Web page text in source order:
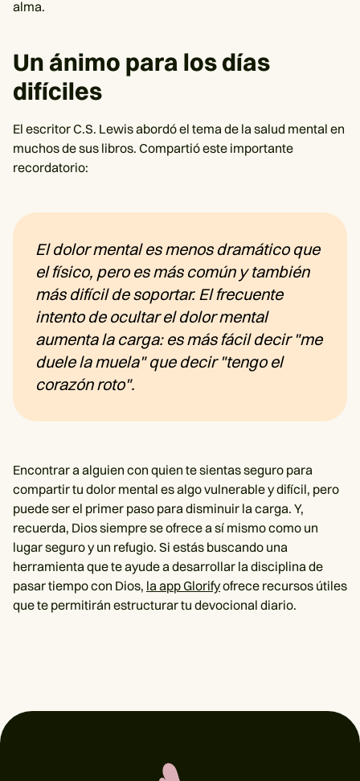
alma.
Un ánimo para los días
difíciles
El escritor C.S. Lewis abordó el tema de la salud mental en
muchos de sus libros. Compartió este importante
recordatorio:
El dolor mental es menos dramático que
el físico, pero es más común y también
más difícil de soportar. El frecuente
intento de ocultar el dolor mental
aumenta la carga: es más fácil decir "me
duele la muela" que decir "tengo el
corazón roto".
Encontrar a alguien con quien te sientas seguro para
compartir tu dolor mental es algo vulnerable y difícil, pero
puede ser el primer paso para disminuir la carga. Y,
recuerda, Dios siempre se ofrece a sí mismo como un
lugar seguro y un refugio. Si estás buscando una
herramienta que te ayude a desarrollar la disciplina de
pasar tiempo con Dios, la app Glorifyofrece recursos útiles
que te permitirán estructurar tu devocional diario.